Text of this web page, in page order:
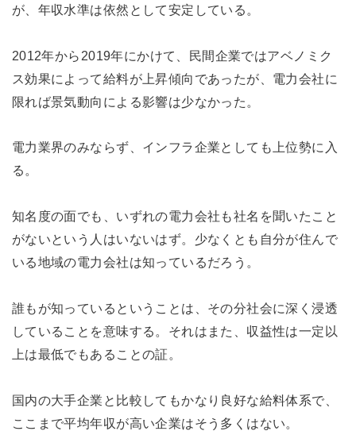
が、年収水準は依然として安定している。
2012年から2019年にかけて、民間企業ではアベノミク
ス効果によって給料が上昇傾向であったが、電力会社に
限れば景気動向による影響は少なかった。
電力業界のみならず、インフラ企業としても上位勢に入
る。
知名度の面でも、いずれの電力会社も社名を聞いたこと
がないという人はいないはず。少なくとも自分が住んで
いる地域の電力会社は知っているだろう。
誰もが知っているということは、その分社会に深く浸透
していることを意味する。それはまた、収益性は一定以
上は最低でもあることの証。
国内の大手企業と比較してもかなり良好な給料体系で、
ここまで平均年収が高い企業はそう多くはない。